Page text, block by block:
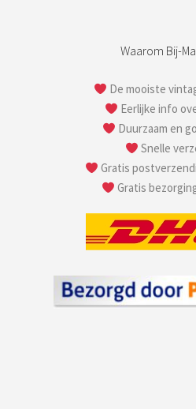
Waarom Bij-
De mooiste
Eerlijke info
Duurzaam en
Snelle
Gratis
Gratis